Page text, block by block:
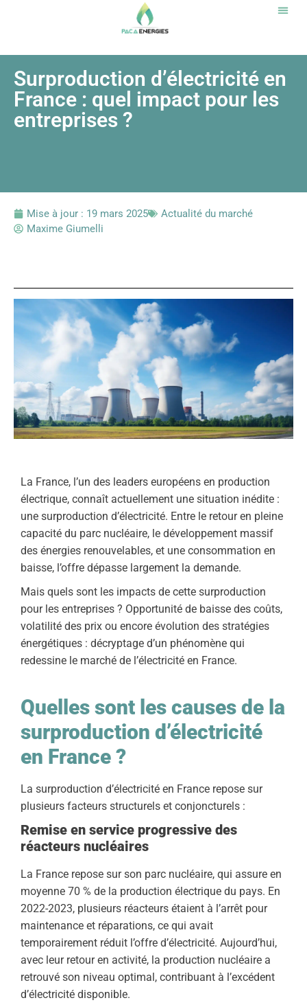
Surproduction d’électricité en
France : quel impact pour les
entreprises ?
Mise à jour : 19 mars 2025
Actualité du marché
Maxime Giumelli
La France, l’un des leaders européens en production
électrique, connaît actuellement une situation inédite :
une surproduction d’électricité. Entre le retour en pleine
capacité du parc nucléaire, le développement massif
des énergies renouvelables, et une consommation en
baisse, l’offre dépasse largement la demande.
Mais quels sont les impacts de cette surproduction
pour les entreprises ? Opportunité de baisse des coûts,
volatilité des prix ou encore évolution des stratégies
énergétiques : décryptage d’un phénomène qui
redessine le marché de l’électricité en France.
Quelles sont les causes de la
surproduction d’électricité
en France ?
La surproduction d’électricité en France repose sur
plusieurs facteurs structurels et conjoncturels :
Remise en service progressive des
réacteurs nucléaires
La France repose sur son parc nucléaire, qui assure en
moyenne 70 % de la production électrique du pays. En
2022-2023, plusieurs réacteurs étaient à l’arrêt pour
maintenance et réparations, ce qui avait
temporairement réduit l’offre d’électricité. Aujourd’hui,
avec leur retour en activité, la production nucléaire a
retrouvé son niveau optimal, contribuant à l’excédent
d’électricité disponible.